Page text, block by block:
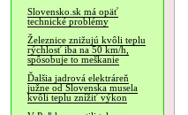
Slovensko.sk má opäť
technické problémy
Železnice znižujú kvôli teplu
rýchlosť iba na 50 km/h,
spôsobuje to meškanie
Ďalšia jadrová elektráreň
južne od Slovenska musela
kvôli teplu znížiť výkon